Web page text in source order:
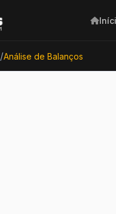
/Análise de Balanços